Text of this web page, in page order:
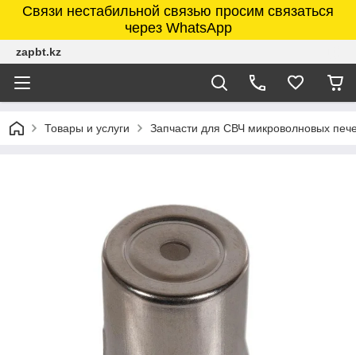
Связи нестабильной связью просим связаться
через WhatsApp
zapbt.kz
Товары и услуги Запчасти для СВЧ микроволновых